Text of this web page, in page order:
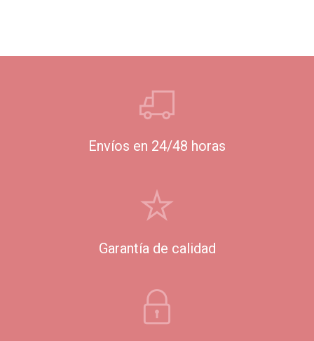
Envíos en 24/48 horas
Garantía de calidad